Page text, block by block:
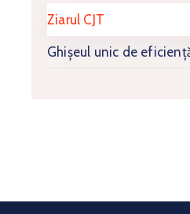
Ziarul CJT
Ghișeul unic de